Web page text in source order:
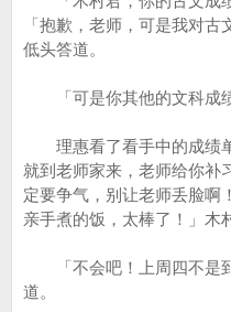
「抱歉，老师，可是我对
低头答道。
「可是你其他的文科成绩
理惠看了看手中的成绩
就到老师家来，老师给你补
定要争气，别让老师丢脸啊
亲手煮的饭，太棒了！」木
「不会吧！上周四不是
道。